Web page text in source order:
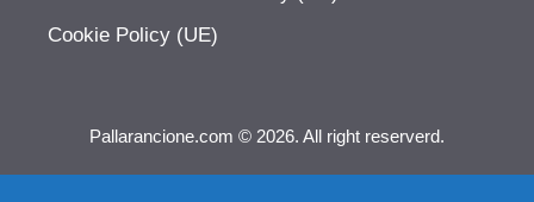
Cookie Policy (UE)
Pallarancione.com © 2026. All right reserverd.